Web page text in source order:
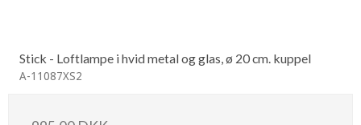
Stick - Loftlampe i hvid metal og glas, ø 20 cm. kuppel
A-11087XS2